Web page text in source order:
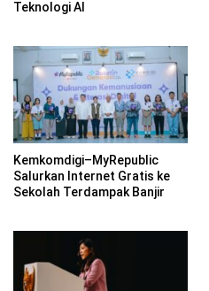
Teknologi AI
Kemkomdigi–MyRepublic
Salurkan Internet Gratis ke
Sekolah Terdampak Banjir